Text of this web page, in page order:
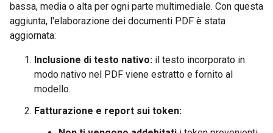
bassa, media o alta per ogni parte multimediale. Con questa
aggiunta, l'elaborazione dei documenti PDF è stata
aggiornata:
Inclusione di testo nativo: il testo incorporato in
modo nativo nel PDF viene estratto e fornito al
modello.
Fatturazione e report sui token: